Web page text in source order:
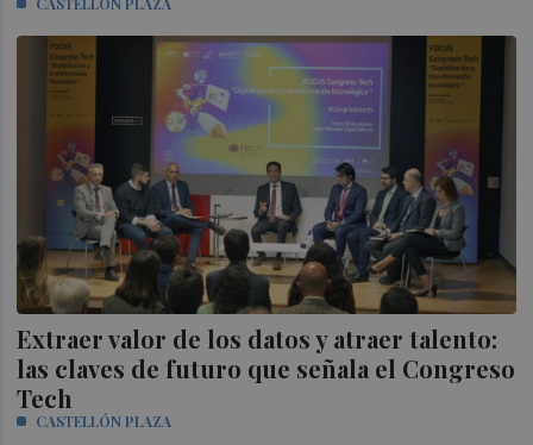
Extraer valor de los datos y atraer talento:
las claves de futuro que señala el Congreso
Tech
CASTELLÓN PLAZA